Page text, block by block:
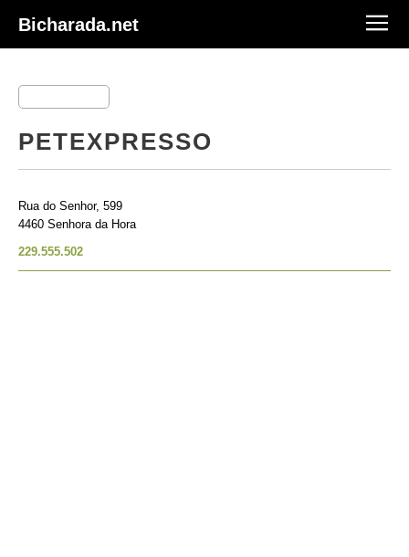
Bicharada.net
PETEXPRESSO
Rua do Senhor, 599
4460 Senhora da Hora
229.555.502